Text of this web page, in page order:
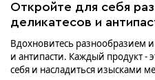
Откройте для себя
деликатесов и
Вдохновитесь разнообразием
и антипасти. Каждый продукт -
себя и насладиться изысками